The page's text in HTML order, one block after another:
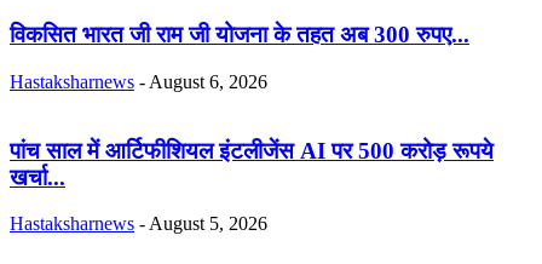
विकसित भारत जी राम जी योजना के तहत अब 300 रुपए...
Hastaksharnews - August 6, 2026
पांच साल में आर्टिफीशियल इंटलीजेंस AI पर 500 करोड़ रूपये
खर्चा...
Hastaksharnews - August 5, 2026